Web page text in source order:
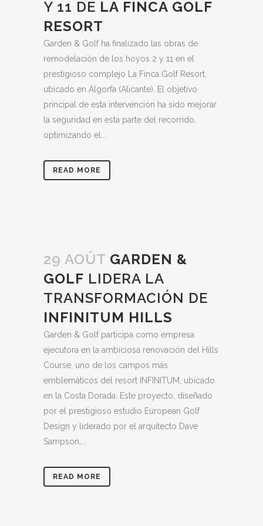
Y 11 DE LA FINCA GOLF
RESORT
Garden & Golf ha finalizado las obras de
remodelación de los hoyos 2 y 11 en el
prestigioso complejo La Finca Golf Resort,
ubicado en Algorfa (Alicante). El objetivo
principal de esta intervención ha sido mejorar
la seguridad en esta parte del recorrido,
optimizando el...
READ MORE
29 AOÛT GARDEN &
GOLF LIDERA LA
TRANSFORMACIÓN DE
INFINITUM HILLS
Garden & Golf participa como empresa
ejecutora en la ambiciosa renovación del Hills
Course, uno de los campos más
emblemáticos del resort INFINITUM, ubicado
en la Costa Dorada. Este proyecto, diseñado
por el prestigioso estudio European Golf
Design y liderado por el arquitecto Dave
Sampson,...
READ MORE